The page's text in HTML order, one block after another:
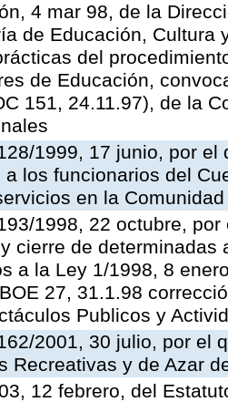
4 mar 98, de la
de Educación, Cultura
del
de Educación,
151, 24.11.97), de la
1999, 17 junio, por
a los funcionarios del
en la
1998, 22 octubre,
cierre de
a la Ley 1/1998, 8
27, 31.1.98
Publicos y
2001, 30 julio, por el
Recreativas y de Azar
12 febrero, del